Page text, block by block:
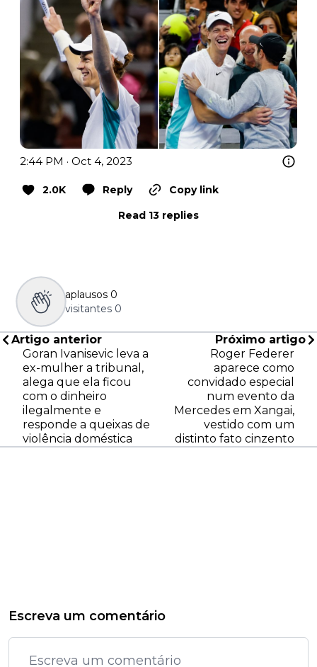
2:44 PM · Oct 4, 2023
2.0K Reply
Copy link
Read 13 replies
aplausos 0
visitantes 0
Artigo anterior
Goran Ivanisevic leva a
ex-mulher a tribunal,
alega que ela ficou
com o dinheiro
ilegalmente e
responde a queixas de
violência doméstica
Próximo artigo
Roger Federer
aparece como
convidado especial
num evento da
Mercedes em Xangai,
vestido com um
distinto fato cinzento
Escreva um comentário